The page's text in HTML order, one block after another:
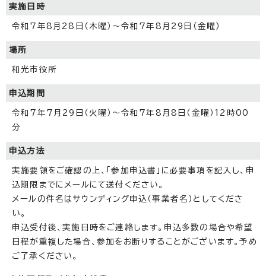
実施日時
令和7年8月28日（木曜）～令和7年8月29日（金曜）
場所
和光市役所
申込期間
令和7年7月29日（火曜）～令和7年8月8日（金曜）12時00
分
申込方法
実施要領をご確認の上、「参加申込書」に必要事項を記入し、申
込期限までにメールにて送付ください。
メールの件名はサウンディング申込（事業者名）としてくださ
い。
申込受付後、実施日時をご連絡します。申込多数の場合や希望
日程が重複した場合、参加をお断りすることがございます。予め
ご了承ください。